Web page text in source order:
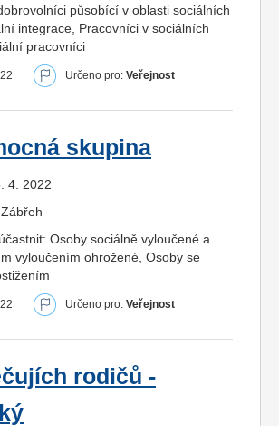
působící v oblasti sociálních
integrace, Pracovníci v sociálních
pracovníci
Určeno pro: Veřejnost
skupina
4. 2022
Osoby sociálně vyloučené a
vyloučením ohrožené, Osoby se
Určeno pro: Veřejnost
rodičů -